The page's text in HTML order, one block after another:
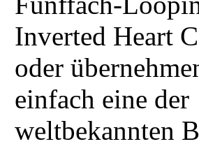
Inverted Heart
oder
einfach eine der
weltbekannten